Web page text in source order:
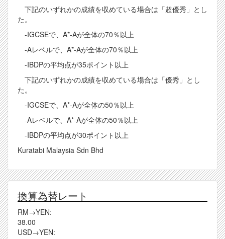
下記のいずれかの成績を収めている場合は「超優秀」とし
た。
-IGCSEで、A*-Aが全体の70％以上
-Aレベルで、A*-Aが全体の70％以上
-IBDPの平均点が35ポイント以上
下記のいずれかの成績を収めている場合は「優秀」とし
た。
-IGCSEで、A*-Aが全体の50％以上
-Aレベルで、A*-Aが全体の50％以上
-IBDPの平均点が30ポイント以上
Kuratabi Malaysia Sdn Bhd
換算為替レート
RM→YEN:
38.00
USD→YEN: